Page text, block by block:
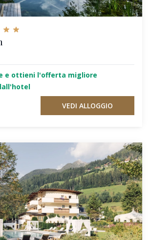
e ottieni l'offerta migliore
VEDI ALLOGGIO